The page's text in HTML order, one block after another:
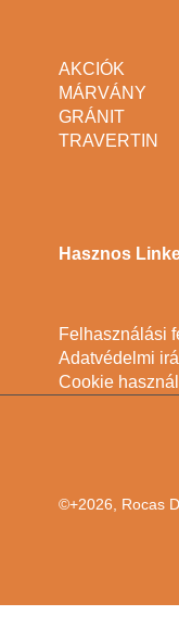
AKCIÓK
MÁRVÁNY
GRÁNIT
TRAVERTIN
Hasznos
Felhasználási
Adatvédelmi
Cookie
©+2026, Rocas